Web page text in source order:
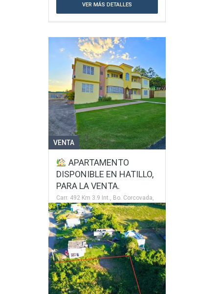
VER MÁS DETALLES
VENTA
APARTAMENTO
DISPONIBLE EN HATILLO,
PARA LA VENTA.
Carr. 492 Km 3.9 Int., Bo. Corcovada,
Sector El Fuego
Habitaciones 3
Baños 2
$165,000
VER MÁS DETALLES